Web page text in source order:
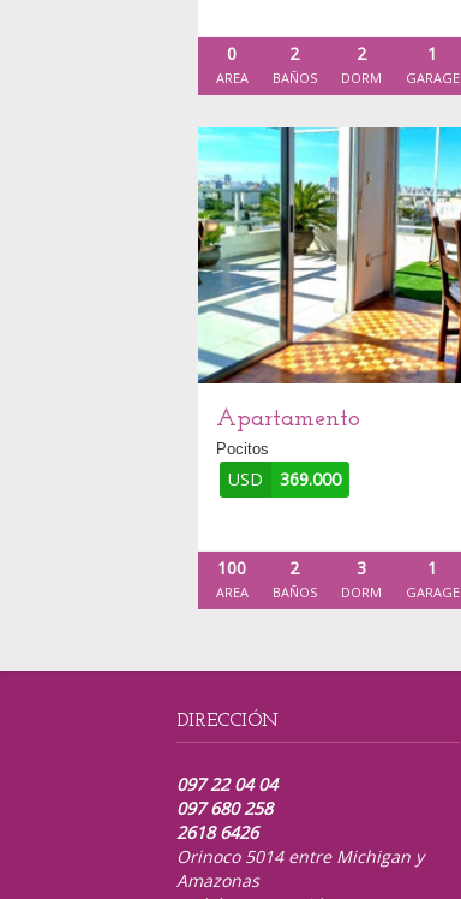
0
AREA
2
BAÑOS
2
DORM
1
GARAGE
Apartamento
Pocitos
USD 369.000
100
AREA
2
BAÑOS
3
DORM
1
GARAGE
DIRECCIÓN
097 22 04 04
097 680 258
2618 6426
Orinoco 5014 entre Michigan y
Amazonas